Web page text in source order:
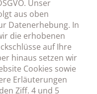
Unser
aus oben
Datenerhebung. In
die erhobenen
auf Ihre
hinaus setzen wir
Cookies sowie
Erläuterungen
Ziff. 4 und 5